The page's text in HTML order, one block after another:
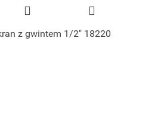
z gwintem 1/2" 18220